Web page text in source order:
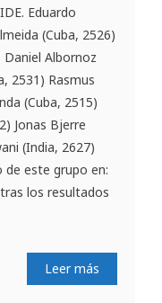
Eduardo
(Cuba, 2526)
Daniel Albornoz
2531) Rasmus
(Cuba, 2515)
Jonas Bjerre
(India, 2627)
de este grupo en:
los resultados
Leer más